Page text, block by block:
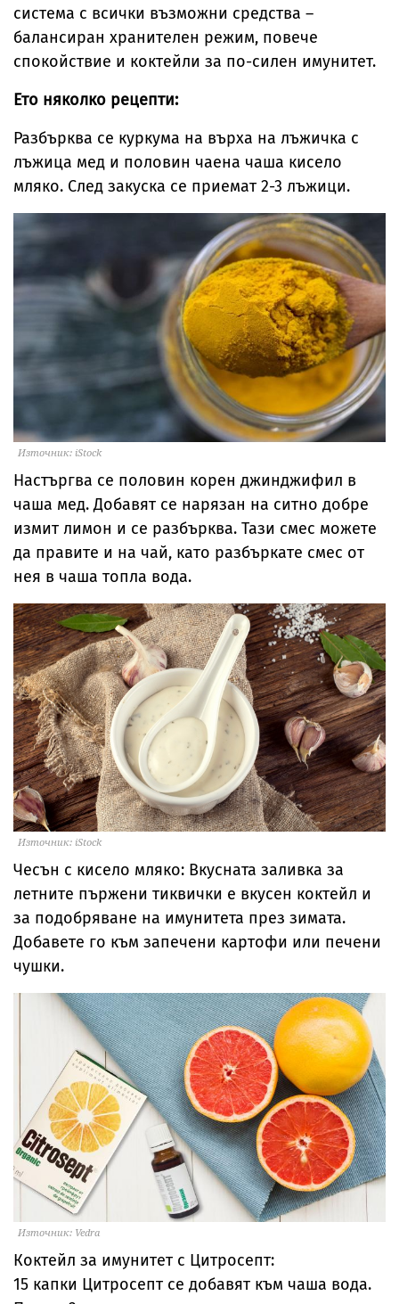
система с всички възможни средства –
балансиран хранителен режим, повече
спокойствие и коктейли за по-силен имунитет.
Ето няколко рецепти:
Разбърква се куркума на върха на лъжичка с
лъжица мед и половин чаена чаша кисело
мляко. След закуска се приемат 2-3 лъжици.
Източник: iStock
Настъргва се половин корен джинджифил в
чаша мед. Добавят се нарязан на ситно добре
измит лимон и се разбърква. Тази смес можете
да правите и на чай, като разбъркате смес от
нея в чаша топла вода.
Източник: iStock
Чесън с кисело мляко: Вкусната заливка за
летните пържени тиквички е вкусен коктейл и
за подобряване на имунитета през зимата.
Добавете го към запечени картофи или печени
чушки.
Източник: Vedra
Коктейл за имунитет с Цитросепт:
15 капки Цитросепт се добавят към чаша вода.